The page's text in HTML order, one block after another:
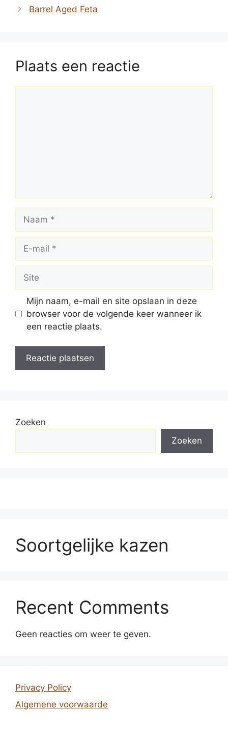
Barrel Aged Feta
Plaats een reactie
Naam
Site
Mijn naam, e-mail en site opslaan in deze
browser voor de volgende keer wanneer ik
een reactie plaats.
Zoeken
Zoeken
Soortgelijke kazen
Recent Comments
Geen reacties om weer te geven.
Privacy Policy
Algemene voorwaarde